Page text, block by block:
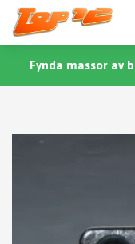
Fynda massor av